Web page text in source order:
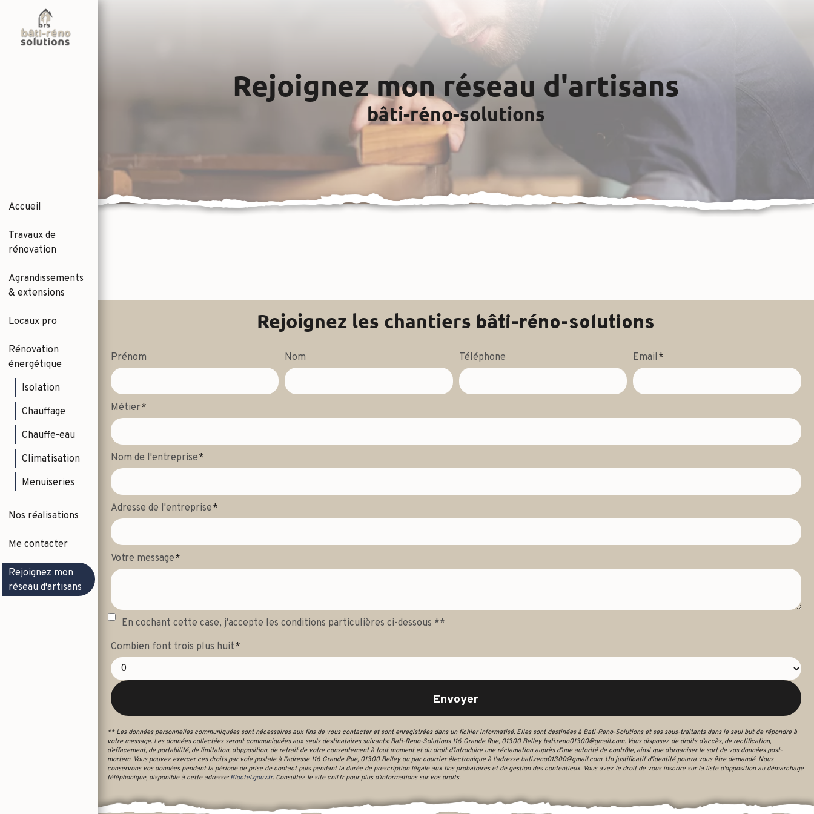
Accueil
Travaux de
rénovation
Agrandissements
& extensions
Locaux pro
Rénovation
énergétique
Isolation
Chauffage
Chauffe-eau
Climatisation
Menuiseries
Nos réalisations
Me contacter
Rejoignez mon
réseau d'artisans
Rejoignez mon réseau d'artisans
bâti-réno-solutions
Rejoignez les chantiers bâti-réno-solutions
Prénom Nom Téléphone Email
Métier
Nom de l'entreprise
Adresse de l'entreprise
Votre message
En cochant cette case, j'accepte les conditions particulières ci-dessous **
Combien font trois plus huit
Envoyer
** Les données personnelles communiquées sont nécessaires aux fins de vous contacter et sont enregistrées dans un fichier informatisé. Elles sont destinées à Bati-Reno-Solutions et ses sous-traitants dans le seul but de répondre à
votre message. Les données collectées seront communiquées aux seuls destinataires suivants: Bati-Reno-Solutions 116 Grande Rue, 01300 Belley bati.reno01300@gmail.com. Vous disposez de droits d’accès, de rectification,
d’effacement, de portabilité, de limitation, d’opposition, de retrait de votre consentement à tout moment et du droit d’introduire une réclamation auprès d’une autorité de contrôle, ainsi que d’organiser le sort de vos données post-
mortem. Vous pouvez exercer ces droits par voie postale à l'adresse 116 Grande Rue, 01300 Belley ou par courrier électronique à l'adresse bati.reno01300@gmail.com. Un justificatif d'identité pourra vous être demandé. Nous
conservons vos données pendant la période de prise de contact puis pendant la durée de prescription légale aux fins probatoires et de gestion des contentieux. Vous avez le droit de vous inscrire sur la liste d'opposition au démarchage
téléphonique, disponible à cette adresse: Bloctel.gouv.fr. Consultez le site cnil.fr pour plus d’informations sur vos droits.
Panneau de gestion des cookies